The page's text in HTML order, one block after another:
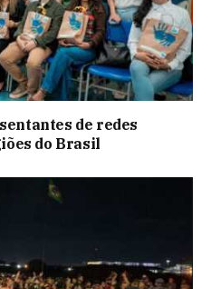
de redes
do Brasil